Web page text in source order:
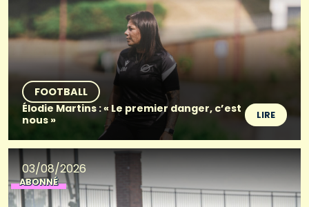
FOOTBALL
Élodie Martins : « Le premier danger, c’est
nous »
LIRE
03/08/2026
ABONNÉ